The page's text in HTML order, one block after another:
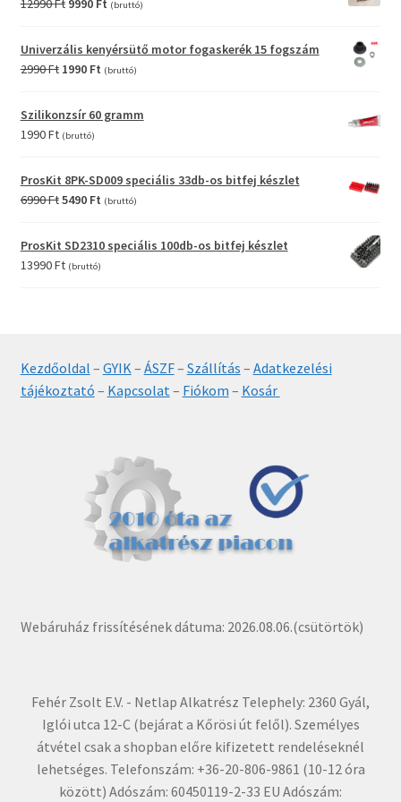
was:
12990 Ft.
is:
9990 Ft.
(bruttó)
Univerzális kenyérsütő motor fogaskerék 15 fogszám
2990Ft Original
was:
1990 FtCurrent
1990 Ft.
(bruttó)
Szilikonzsír 60 gramm
1990Ft (bruttó)
ProsKit 8PK-SD009 speciális 33db-os bitfej készlet
6990Ft Original
5490 FtCurrent
5490 Ft.
(bruttó)
ProsKit SD2310 speciális 100db-os bitfej készlet
13990Ft (bruttó)
Kezdőoldal – GYIK– ÁSZF– Szállítás – Adatkezelési
tájékoztató – Kapcsolat– Fiókom – Kosár
Webáruház frissítésének dátuma: 2026.08.06.(csütörtök)
Fehér Zsolt E.V. - Netlap Alkatrész Telephely: 2360 Gyál,
Iglói utca 12-C (bejárat a Kőrösi út felől). Személyes
átvétel csak a shopban előre kifizetett rendeléseknél
lehetséges. Telefonszám: +36-20-806-9861 (10-12 óra
között) Adószám: 60450119-2-33 EU Adószám: